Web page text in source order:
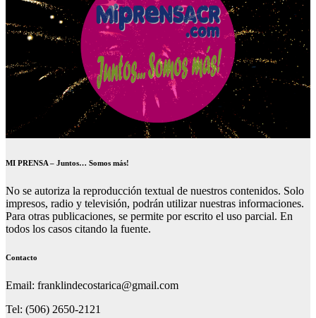
MI PRENSA – Juntos… Somos más!
No se autoriza la reproducción textual de nuestros contenidos. Solo
impresos, radio y televisión, podrán utilizar nuestras informaciones.
Para otras publicaciones, se permite por escrito el uso parcial. En
todos los casos citando la fuente.
Contacto
Email: franklindecostarica@gmail.com
Tel: (506) 2650-2121